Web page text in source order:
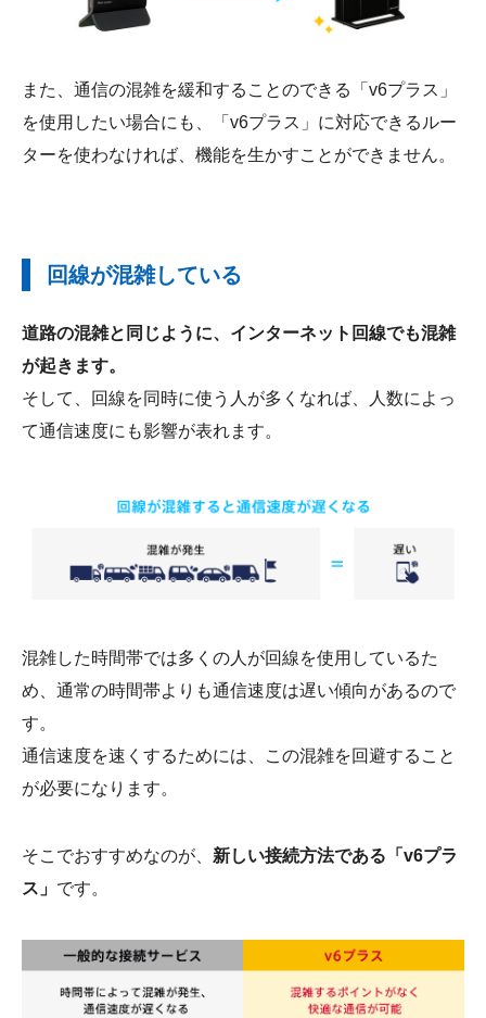
また、通信の混雑を緩和することのできる「v6プラス」
を使用したい場合にも、「v6プラス」に対応できるルー
ターを使わなければ、機能を生かすことができません。
回線が混雑している
道路の混雑と同じように、インターネット回線でも混雑
が起きます。
そして、回線を同時に使う人が多くなれば、人数によっ
て通信速度にも影響が表れます。
混雑した時間帯では多くの人が回線を使用しているた
め、通常の時間帯よりも通信速度は遅い傾向があるので
す。
通信速度を速くするためには、この混雑を回避すること
が必要になります。
そこでおすすめなのが、 新しい接続方法である「v6プラ
ス」 です。